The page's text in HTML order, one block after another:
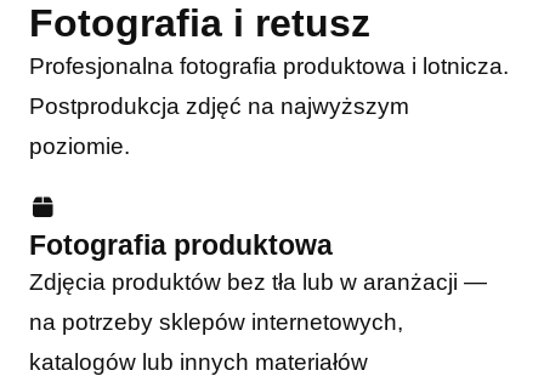
Fotografia i retusz
Profesjonalna fotografia produktowa i lotnicza.
Postprodukcja zdjęć na najwyższym
poziomie.
Fotografia produktowa
Zdjęcia produktów bez tła lub w aranżacji —
na potrzeby sklepów internetowych,
katalogów lub innych materiałów